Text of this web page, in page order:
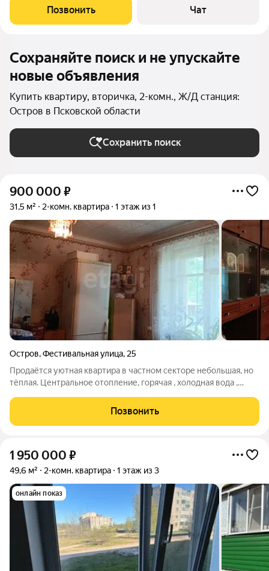
выходят на солнечную сторону, что обеспечивает хорошее
естественное освещение.
Позвонить Чат
Сохраняйте поиск и не упускайте
новые объявления
Купить квартиру, вторичка, 2-комн., Ж/Д станция:
Остров в Псковской области
Сохранить поиск
900 000 ₽
31,5 м² 2-комн. квартира 1 этаж из 1
Остров,Фестивальная улица, 25
Продаётся уютная квартира в частном секторе небольшая, но
тёплая. Центральное отопление, горячая , холодная вода ,
сад, рядом река Великая всего в пяти минутах. В шаговой
доступности школа,
Позвонить
1 950 000 ₽
49,6 м² 2-комн. квартира 1 этаж из 3
онлайн показ